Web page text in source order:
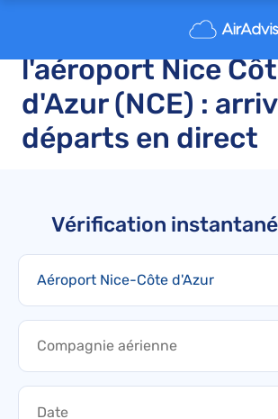
Vols retardés et
l'aéroport Nice
d'Azur (NCE) :
départs en direct
Vérification
Aéroport Nice-Côte d'Azur